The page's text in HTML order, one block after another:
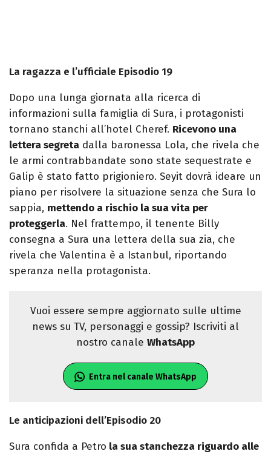
La ragazza e l’ufficiale Episodio 19
Dopo una lunga giornata alla ricerca di
informazioni sulla famiglia di Sura, i protagonisti
tornano stanchi all’hotel Cheref. Ricevono una
lettera segreta dalla baronessa Lola, che rivela che
le armi contrabbandate sono state sequestrate e
Galip è stato fatto prigioniero. Seyit dovrà ideare un
piano per risolvere la situazione senza che Sura lo
sappia, mettendo a rischio la sua vita per
proteggerla. Nel frattempo, il tenente Billy
consegna a Sura una lettera della sua zia, che
rivela che Valentina è a Istanbul, riportando
speranza nella protagonista.
Vuoi essere sempre aggiornato sulle ultime
news su TV, personaggi e gossip? Iscriviti al
nostro canale WhatsApp
Entra nel canale WhatsApp
Le anticipazioni dell’Episodio 20
Sura confida a Petro la sua stanchezza riguardo alle